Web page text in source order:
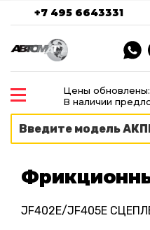
+7 495 6643331
Цены обновлены:
В наличии
JF402E/JF405E